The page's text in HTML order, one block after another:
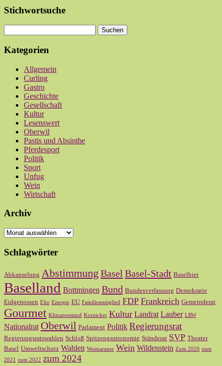
Stichwortsuche
Kategorien
Allgemein
Curling
Gastro
Geschichte
Gesellschaft
Kultur
Lesenswert
Oberwil
Pastis und Absinthe
Pferdesport
Politik
Sport
Unfug
Wein
Wirtschaft
Archiv
Archiv
Schlagwörter
Abkapselung Abstimmung Basel Basel-Stadt Baselbiet
Baselland Bottmingen Bund Bundesverfassung Demokratie
Eidgenossen Elio Energie EU Familienmitglied FDP Frankreich Gemeinderat
Gourmet Klimanotstand Kornicker Kultur Landrat Lauber LRW
Nationalrat Oberwil Parlament Politik Regierungsrat
Regierungsratswahlen Schloß Spitzengastronomie Ständerat SVP Theater
Basel Umweltschutz Wahlen Weimaraner Wein Wildenstein Zum 2020 zum
2021
zum 2022 zum 2024